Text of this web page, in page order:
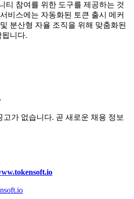
티 참여를 위한 도구를 제공하는 것
비스에는 자동화된 토큰 출시 메커
분산형 자율 조직을 위해 맞춤화된
니다.
고가 없습니다. 곧 새로운 채용 정보